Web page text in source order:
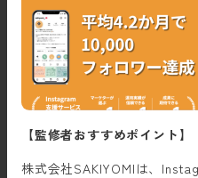
【監修者おすすめポイント】
株式会社SAKIYOMIは、